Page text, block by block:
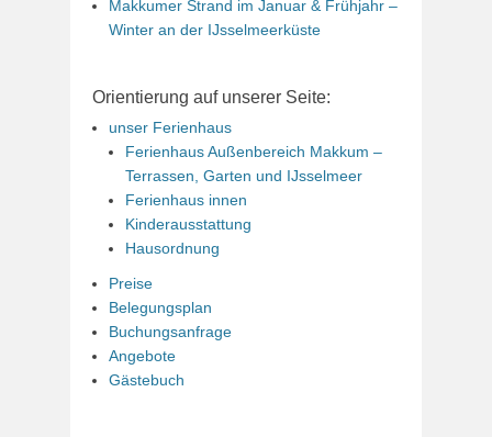
Makkumer Strand im Januar & Frühjahr –
Winter an der IJsselmeerküste
Orientierung auf unserer Seite:
unser Ferienhaus
Ferienhaus Außenbereich Makkum –
Terrassen, Garten und IJsselmeer
Ferienhaus innen
Kinderausstattung
Hausordnung
Preise
Belegungsplan
Buchungsanfrage
Angebote
Gästebuch